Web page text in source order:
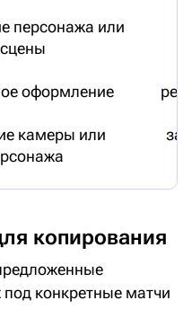
персонажа или
сцены
оформление
камеры или
копирования
конкретные матчи